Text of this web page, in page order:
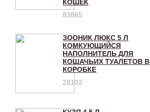
КОШЕК
83865
ЗООНИК ЛЮКС 5 Л
КОМКУЮЩИЙСЯ
НАПОЛНИТЕЛЬ ДЛЯ
КОШАЧЬИХ ТУАЛЕТОВ В
КОРОБКЕ
28102